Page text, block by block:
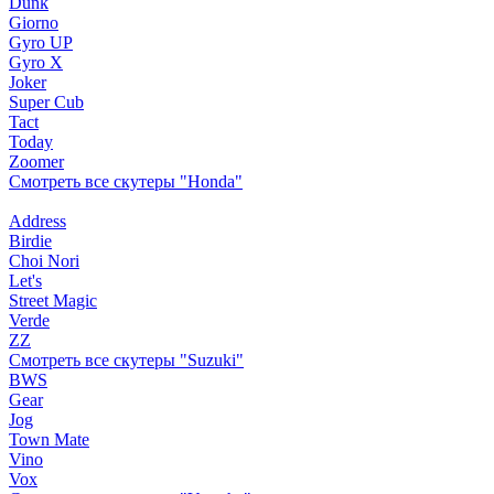
Giorno
Gyro UP
Gyro X
Joker
Super Cub
Tact
Today
Zoomer
Смотреть все скутеры "Honda"
Address
Birdie
Choi Nori
Let's
Street Magic
Verde
ZZ
Смотреть все скутеры "Suzuki"
BWS
Gear
Jog
Town Mate
Vino
Vox